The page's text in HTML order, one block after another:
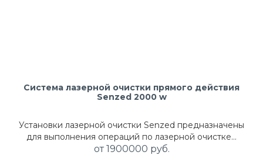
Система лазерной очистки прямого действия
Senzed 2000 w
Установки лазерной очистки Senzed предназначены
для выполнения операций по лазерной очистке…
от 1900000 руб.